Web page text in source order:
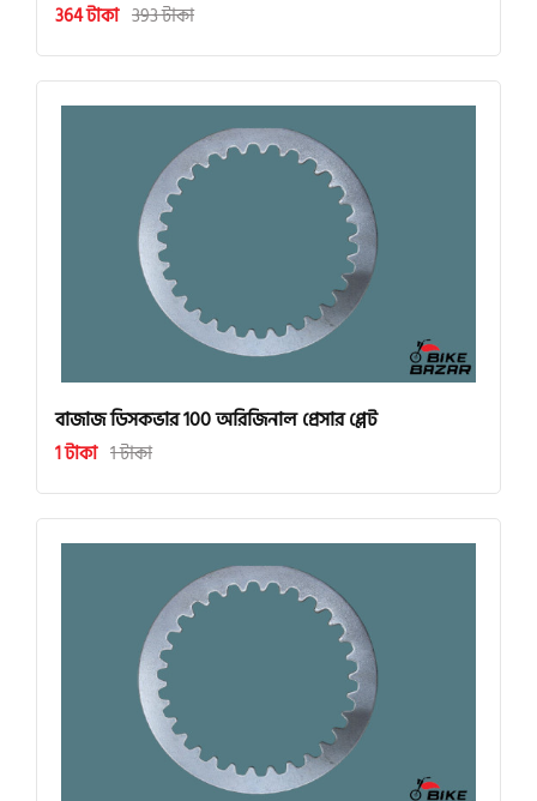
364 টাকা 393 টাকা
বাজাজ ডিসকভার 100 অরিজিনাল প্রেসার প্লেট
1 টাকা 1 টাকা